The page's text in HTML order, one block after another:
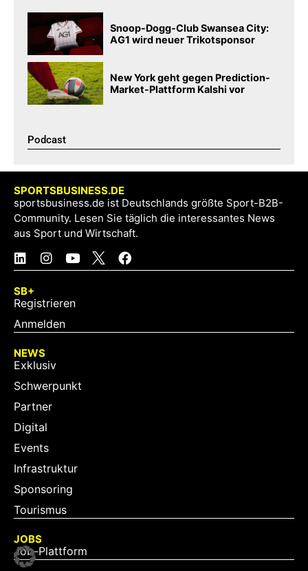
Snoop-Dogg-Club Swansea City:
AG1 wird neuer Trikotsponsor
New York geht gegen Prediction-
Market-Plattform Kalshi vor
Podcast​
SPORTSBUSINESS.DE
sportsbusiness.de ist Deutschlands größte Sport-B2B-
Community. Lesen Sie täglich die interessantes News
aus Sport und Wirtschaft.
SB+
Registrieren
Anmelden
NEWS
Exklusiv
Schwerpunkt
Partner
Digital
Events
Infrastruktur
Sponsoring
Tourismus
JOBS
Job-Plattform